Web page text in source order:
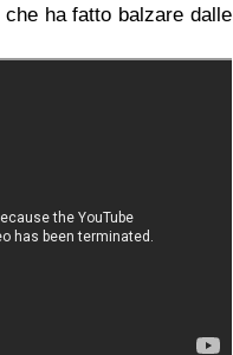
che ha fatto balzare dalle